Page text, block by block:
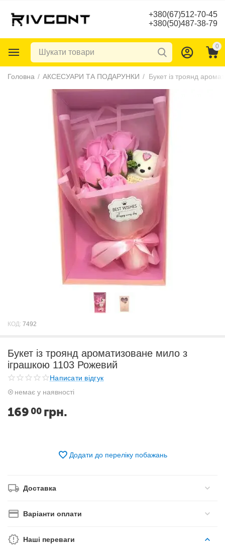
+380(67)512-70-45
+380(50)487-38-79
0
Головна / АКСЕСУАРИ ТА ПОДАРУНКИ /
КОД: 7492
Букет із троянд ароматизоване мило з
іграшкою 1103 Рожевий
Написати відгук
немає у наявності
169 00 грн.
Додати до переліку побажань
Доставка
Варіанти оплати
Наші переваги